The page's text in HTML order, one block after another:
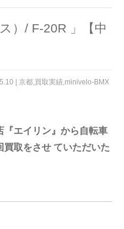
）/ F-20R 」【中
| 京都,買取実績,minivelo-BMX
『エイリン』から自転車
取をさせ ていただいた